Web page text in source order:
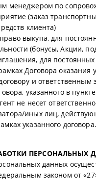
менеджером по
(заказ
клиента)
выкупа, для
(бонусы, Акции,
для постоянных
Договора оказания
и ответственным
указанного в
не несет
иных лиц,
указанного договора.
ПЕРСОНАЛЬНЫХ
данных
законом от